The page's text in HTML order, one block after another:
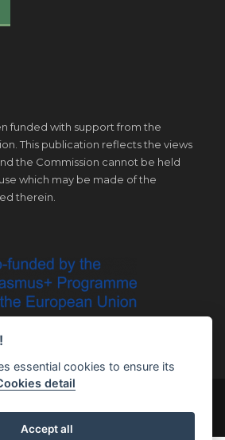
funded with support from the
This publication reflects the views
the Commission cannot be held
which may be made of the
therein.
essential cookies to ensure its
detail
Accept all